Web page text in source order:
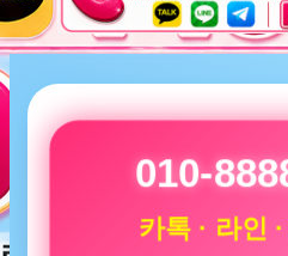
010-
카톡 · 라인